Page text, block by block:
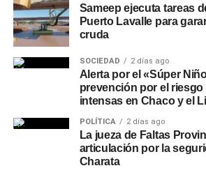
Sameep ejecuta tareas
Puerto Lavalle para
cruda
SOCIEDAD 2 días ago
Alerta por el «Súper
prevención por el riesgo
intensas en Chaco y el
POLÍTICA 2 días ago
La jueza de Faltas
articulación por la
Charata